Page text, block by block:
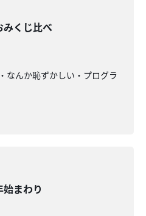
みくじ比べ
なんか恥ずかしい・プログラ
まわり